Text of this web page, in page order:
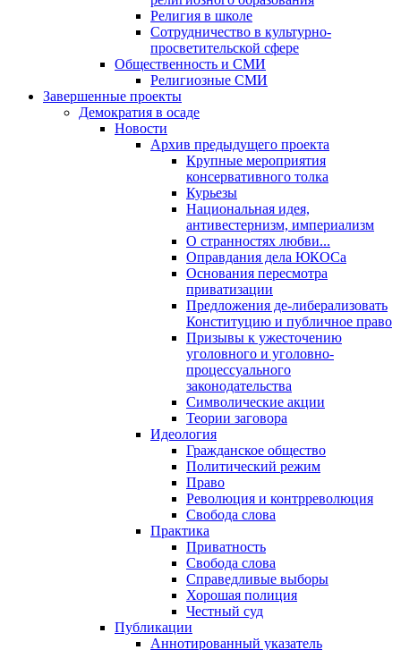
Религия в школе
Сотрудничество в культурно-
просветительской сфере
Общественность и СМИ
Религиозные СМИ
Завершенные проекты
Демократия в осаде
Новости
Архив предыдущего проекта
Крупные мероприятия
консервативного толка
Курьезы
Национальная идея,
антивестернизм, империализм
О странностях любви...
Оправдания дела ЮКОСа
Основания пересмотра
приватизации
Предложения де-либерализовать
Конституцию и публичное право
Призывы к ужесточению
уголовного и уголовно-
процессуального
законодательства
Символические акции
Теории заговора
Идеология
Гражданское общество
Политический режим
Право
Революция и контрреволюция
Свобода слова
Практика
Приватность
Свобода слова
Справедливые выборы
Хорошая полиция
Честный суд
Публикации
Аннотированный указатель